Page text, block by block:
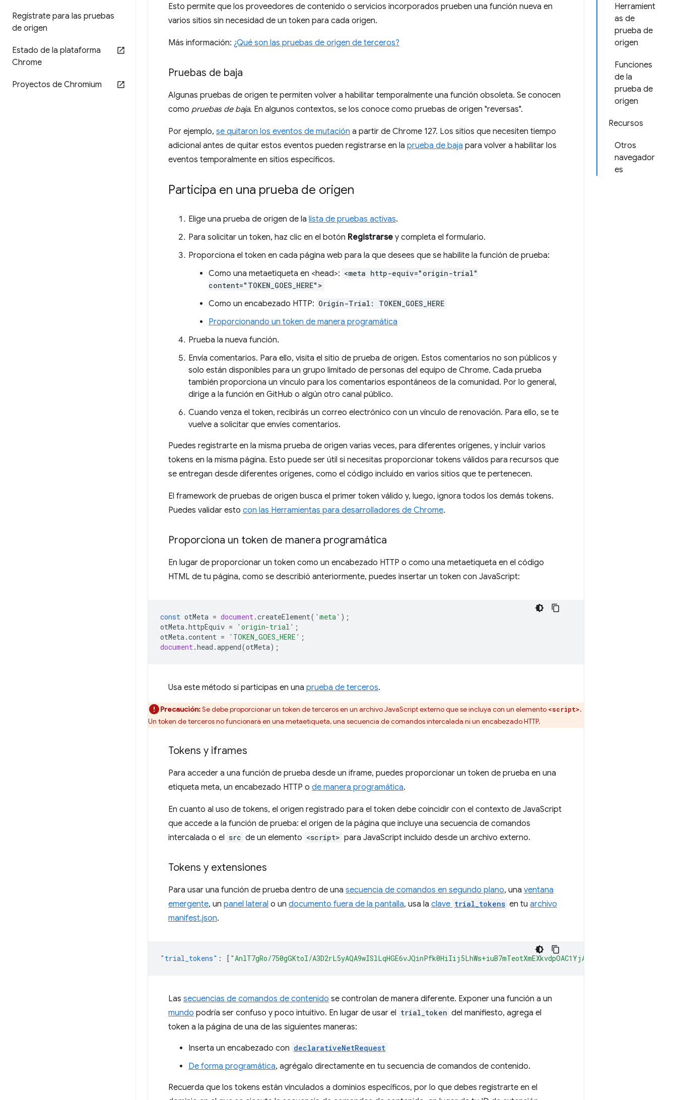
Regístrate para las pruebas
de origen
Estado de la plataforma
Chrome
Proyectos de Chromium
Herramient
as de
prueba de
origen
Funciones
de la
prueba de
origen
Recursos
Otros
navegador
es
Esto permite que los proveedores de contenido o servicios incorporados prueben una función nueva en
varios sitios sin necesidad de un token para cada origen.
Más información: ¿Qué son las pruebas de origen de terceros?
Pruebas de baja
Algunas pruebas de origen te permiten volver a habilitar temporalmente una función obsoleta. Se conocen
como pruebas de baja. En algunos contextos, se los conoce como pruebas de origen "reversas".
Por ejemplo, se quitaron los eventos de mutación a partir de Chrome 127. Los sitios que necesiten tiempo
adicional antes de quitar estos eventos pueden registrarse en la prueba de baja para volver a habilitar los
eventos temporalmente en sitios específicos.
Participa en una prueba de origen
Elige una prueba de origen de la lista de pruebas activas.
Para solicitar un token, haz clic en el botón Registrarse y completa el formulario.
Proporciona el token en cada página web para la que desees que se habilite la función de prueba:
Como una metaetiqueta en <head>: <meta http-equiv="origin-trial"
content="TOKEN_GOES_HERE">
Como un encabezado HTTP: Origin-Trial: TOKEN_GOES_HERE
Proporcionando un token de manera programática
Prueba la nueva función.
Envía comentarios. Para ello, visita el sitio de prueba de origen. Estos comentarios no son públicos y
solo están disponibles para un grupo limitado de personas del equipo de Chrome. Cada prueba
también proporciona un vínculo para los comentarios espontáneos de la comunidad. Por lo general,
dirige a la función en GitHub o algún otro canal público.
Cuando venza el token, recibirás un correo electrónico con un vínculo de renovación. Para ello, se te
vuelve a solicitar que envíes comentarios.
Puedes registrarte en la misma prueba de origen varias veces, para diferentes orígenes, y incluir varios
tokens en la misma página. Esto puede ser útil si necesitas proporcionar tokens válidos para recursos que
se entregan desde diferentes orígenes, como el código incluido en varios sitios que te pertenecen.
El framework de pruebas de origen busca el primer token válido y, luego, ignora todos los demás tokens.
Puedes validar esto con las Herramientas para desarrolladores de Chrome.
Proporciona un token de manera programática
En lugar de proporcionar un token como un encabezado HTTP o como una metaetiqueta en el código
HTML de tu página, como se describió anteriormente, puedes insertar un token con JavaScript:
const otMeta = document.createElement( 'meta' );
otMeta.httpEquiv = 'origin-trial' ;
otMeta.content = 'TOKEN_GOES_HERE' ;
document.head .append(otMeta);
Usa este método si participas en una prueba de terceros.
Precaución:Se debe proporcionar un token de terceros en un archivo JavaScript externo que se incluya con un elemento <script>.
Un token de terceros no funcionará en una metaetiqueta, una secuencia de comandos intercalada ni un encabezado HTTP.
Tokens y iframes
Para acceder a una función de prueba desde un iframe, puedes proporcionar un token de prueba en una
etiqueta meta, un encabezado HTTP o de manera programática.
En cuanto al uso de tokens, el origen registrado para el token debe coincidir con el contexto de JavaScript
que accede a la función de prueba: el origen de la página que incluye una secuencia de comandos
intercalada o el src de un elemento <script> para JavaScript incluido desde un archivo externo.
Tokens y extensiones
Para usar una función de prueba dentro de una secuencia de comandos en segundo plano, una ventana
emergente, un panel lateral o un documento fuera de la pantalla, usa la clave trial_tokens en tu archivo
manifest.json.
"trial_tokens" : [ "AnlT7gRo/750gGKtoI/
Las secuencias de comandos de contenido se controlan de manera diferente. Exponer una función a un
mundo podría ser confuso y poco intuitivo. En lugar de usar el trial_token del manifiesto, agrega el
token a la página de una de las siguientes maneras:
Inserta un encabezado con declarativeNetRequest
De forma programática, agrégalo directamente en tu secuencia de comandos de contenido.
Recuerda que los tokens están vinculados a dominios específicos, por lo que debes registrarte en el